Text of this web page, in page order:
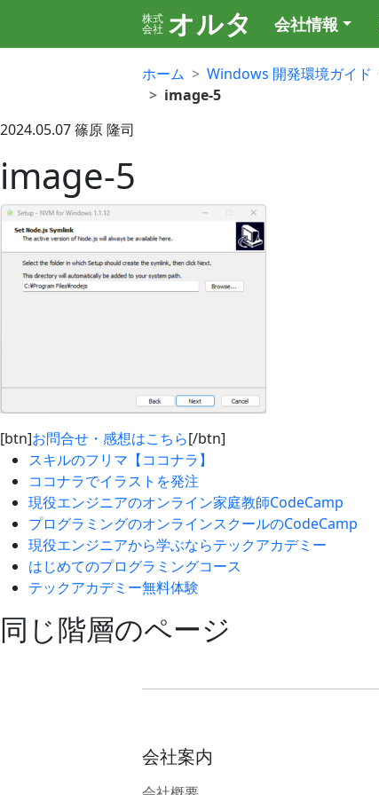
株式
会社 オルタ 会社情報
ホーム Windows 開発環境ガイド
image-5
2024.05.07篠原 隆司
image-5
[btn]お問合せ・感想はこちら[/btn]
スキルのフリマ【ココナラ】
ココナラでイラストを発注
現役エンジニアのオンライン家庭教師CodeCamp
プログラミングのオンラインスクールのCodeCamp
現役エンジニアから学ぶならテックアカデミー
はじめてのプログラミングコース
テックアカデミー無料体験
同じ階層のページ
会社案内